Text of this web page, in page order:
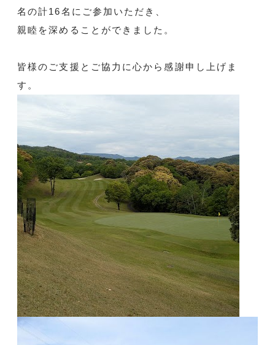
名の計16名にご参加いただき、
親睦を深めることができました。
皆様のご支援とご協力に心から感謝申し上げま
す。